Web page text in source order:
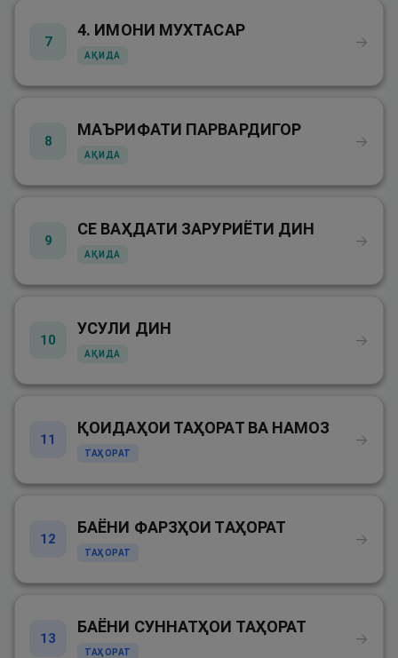
7
4. ИМОНИ МУХТАСАР
АҚИДА
→
8
МАЪРИФАТИ ПАРВАРДИГОР
АҚИДА
→
9
СЕ ВАҲДАТИ ЗАРУРИЁТИ ДИН
АҚИДА
→
10
УСУЛИ ДИН
АҚИДА
→
11
ҚОИДАҲОИ ТАҲОРАТ ВА НАМОЗ
ТАҲОРАТ
→
12
БАЁНИ ФАРЗҲОИ ТАҲОРАТ
ТАҲОРАТ
→
13
БАЁНИ СУННАТҲОИ ТАҲОРАТ
ТАҲОРАТ
→